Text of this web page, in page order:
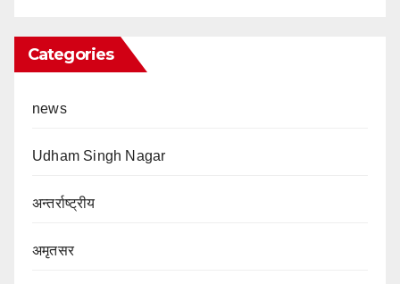
Categories
news
Udham Singh Nagar
अन्तर्राष्ट्रीय
अमृतसर